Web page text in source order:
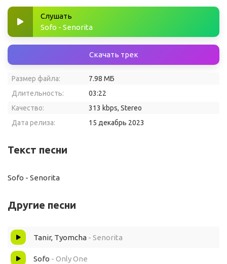
Слушать
Sofo - Senorita
Скачать трек
Размер файла:
7.98 МБ
Длительность:
03:22
Качество:
313 kbps, Stereo
Дата релиза:
15 декабрь 2023
Текст песни
Sofo - Senorita
Другие песни
Tanir, Tyomcha - Senorita
Sofo - Only One